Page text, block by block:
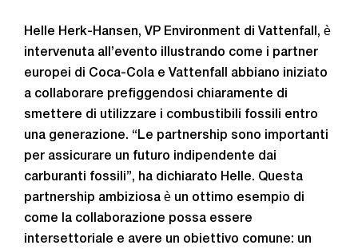
Helle Herk-Hansen, VP Environment di Vattenfall, è
intervenuta all’evento illustrando come i partner
europei di Coca-Cola e Vattenfall abbiano iniziato
a collaborare prefiggendosi chiaramente di
smettere di utilizzare i combustibili fossili entro
una generazione. “Le partnership sono importanti
per assicurare un futuro indipendente dai
carburanti fossili”, ha dichiarato Helle. Questa
partnership ambiziosa è un ottimo esempio di
come la collaborazione possa essere
intersettoriale e avere un obiettivo comune: un